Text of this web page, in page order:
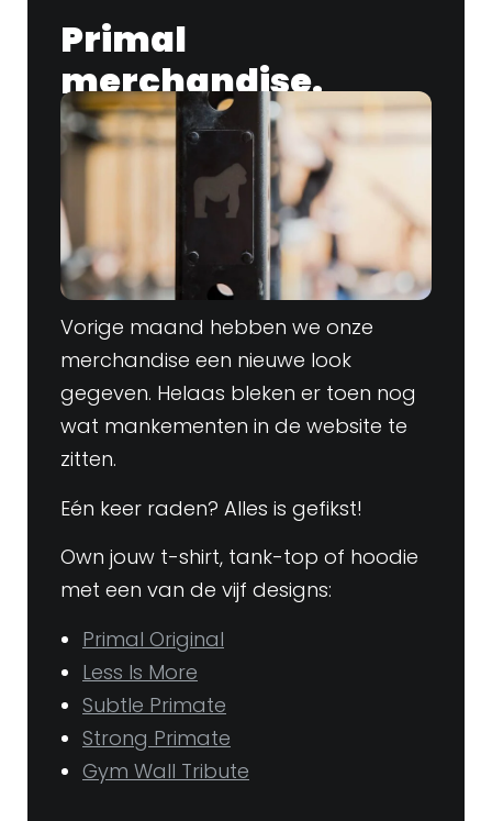
Primal
merchandise.
Vorige maand hebben we onze
merchandise een nieuwe look
gegeven. Helaas bleken er toen nog
wat mankementen in de website te
zitten.
Eén keer raden? Alles is gefikst!
Own jouw t-shirt, tank-top of hoodie
met een van de vijf designs:
Primal Original
Less Is More
Subtle Primate
Strong Primate
Gym Wall Tribute